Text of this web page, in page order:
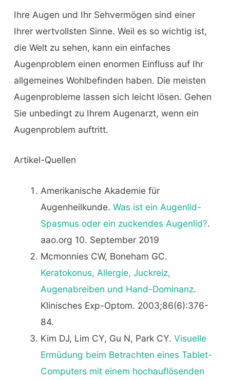
Ihre Augen und Ihr Sehvermögen sind einer
Ihrer wertvollsten Sinne. Weil es so wichtig ist,
die Welt zu sehen, kann ein einfaches
Augenproblem einen enormen Einfluss auf Ihr
allgemeines Wohlbefinden haben. Die meisten
Augenprobleme lassen sich leicht lösen. Gehen
Sie unbedingt zu Ihrem Augenarzt, wenn ein
Augenproblem auftritt.
Artikel-Quellen
Amerikanische Akademie für
Augenheilkunde. Was ist ein Augenlid-
Spasmus oder ein zuckendes Augenlid?.
aao.org 10. September 2019
Mcmonnies CW, Boneham GC.
Keratokonus, Allergie, Juckreiz,
Augenabreiben und Hand-Dominanz.
Klinisches Exp-Optom. 2003;86(6):376-
84.
Kim DJ, Lim CY, Gu N, Park CY. Visuelle
Ermüdung beim Betrachten eines Tablet-
Computers mit einem hochauflösenden